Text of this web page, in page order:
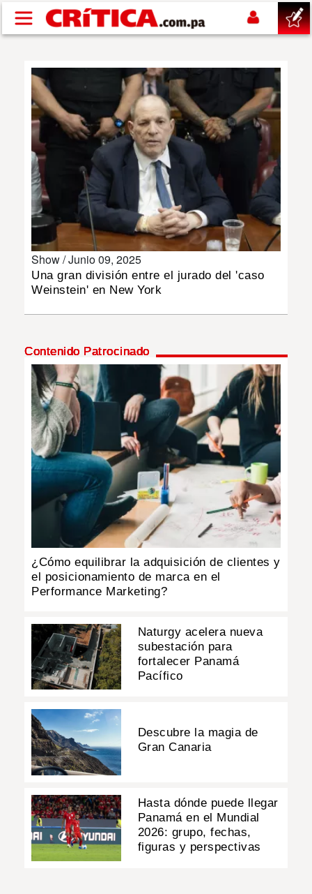
Pasar al contenido principal
SUCESOS
NACIONAL
POLÍTICA
SHOW
DEPORTES
MULTIMEDIA
IMPRESO
Show /Junio 09, 2025
Una gran división entre el jurado del 'caso
Weinstein' en New York
Contenido Patrocinado
¿Cómo equilibrar la adquisición de clientes y
el posicionamiento de marca en el
Performance Marketing?
Naturgy acelera nueva
subestación para
fortalecer Panamá
Pacífico
Descubre la magia de
Gran Canaria
Hasta dónde puede llegar
Panamá en el Mundial
2026: grupo, fechas,
figuras y perspectivas